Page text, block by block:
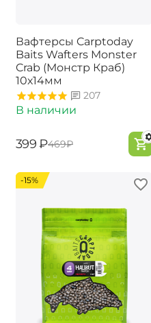
Вафтерсы Carptoday
Baits Wafters Monster
Crab (Монстр Краб)
10х14мм
207
В наличии
‍399‍ ₽‍469‍₽
-15%